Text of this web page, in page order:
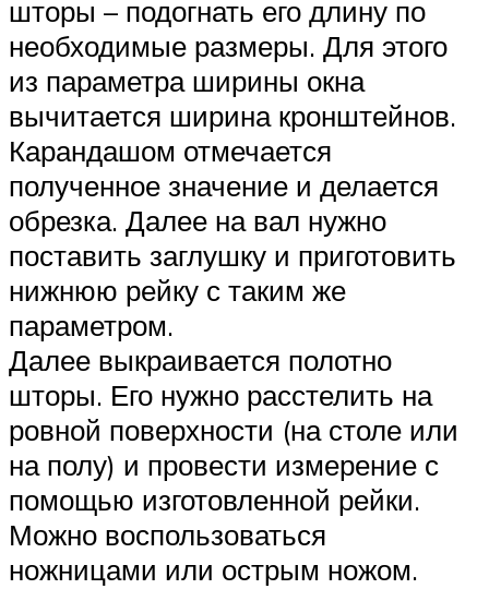
шторы – подогнать его длину по
необходимые размеры. Для этого
из параметра ширины окна
вычитается ширина кронштейнов.
Карандашом отмечается
полученное значение и делается
обрезка. Далее на вал нужно
поставить заглушку и приготовить
нижнюю рейку с таким же
параметром.
Далее выкраивается полотно
шторы. Его нужно расстелить на
ровной поверхности (на столе или
на полу) и провести измерение с
помощью изготовленной рейки.
Можно воспользоваться
ножницами или острым ножом.